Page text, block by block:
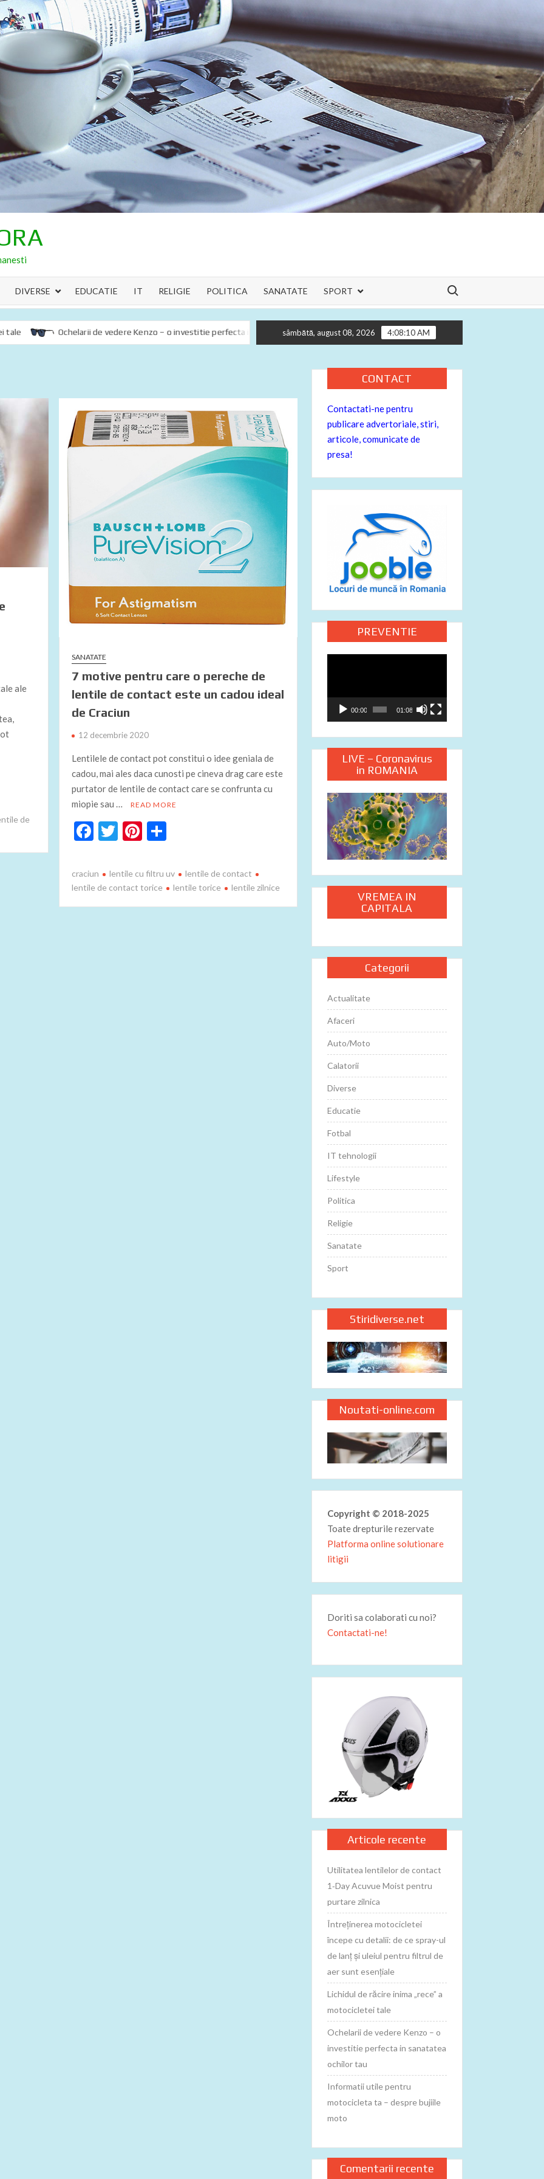
DIVERSE EDUCATIE IT RELIGIE POLITICA SANATATE SPORT
Search for:
Ochelarii de vedere Kenzo – o investitie perfecta in sanatatea ochilor tau Informatii utile pentru motocicleta ta – despre
sâmbătă, august 08, 2026 4:08:12 AM
ale
de
SANATATE
7 motive pentru care o pereche de
lentile de contact este un cadou ideal
de Craciun
12 decembrie 2020
Lentilele de contact pot constitui o idee geniala de
cadou, mai ales daca cunosti pe cineva drag care este
purtator de lentile de contact care se confrunta cu
miopie sau …
READ MORE
F
e
b
o
T
itt
er
Pi
er
es
t
P
ta
je
az
craciun lentile cu filtru uv
lentile de contact
lentile de contact torice
lentile torice lentile zilnice
CONTACT
Contactati-ne pentru
publicare advertoriale, stiri,
articole, comunicate de
presa!
PREVENTIE
00:00 01:08
LIVE – Coronavirus
in ROMANIA
VREMEA IN
CAPITALA
Categorii
Actualitate
Afaceri
Auto/Moto
Calatorii
Diverse
Educatie
Fotbal
IT tehnologii
Lifestyle
Politica
Religie
Sanatate
Sport
Stiridiverse.net
Noutati-online.com
Copyright © 2018-2025
Toate drepturile rezervate
Platforma online solutionare
litigii
Doriti sa colaborati cu noi?
Contactati-ne!
Articole recente
Utilitatea lentilelor de contact
1‑Day Acuvue Moist pentru
purtare zilnica
Întreținerea motocicletei
începe cu detalii: de ce spray-ul
de lanț și uleiul pentru filtrul de
aer sunt esențiale
Lichidul de răcire inima „rece” a
motocicletei tale
Ochelarii de vedere Kenzo – o
investitie perfecta in sanatatea
ochilor tau
Informatii utile pentru
motocicleta ta – despre bujiile
moto
Comentarii recente